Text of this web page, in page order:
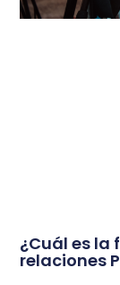
¿Cuál es la
relaciones